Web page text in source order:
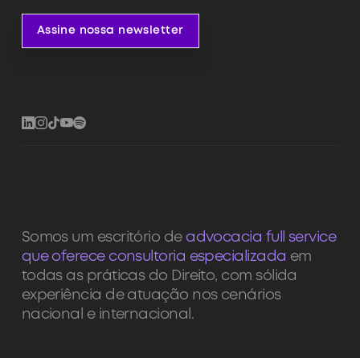
Assine nossa newsletter
Somos um escritório de advocacia full service
que oferece consultoria especializada em
todas as práticas do Direito, com sólida
experiência de atuação nos cenários
nacional e internacional.